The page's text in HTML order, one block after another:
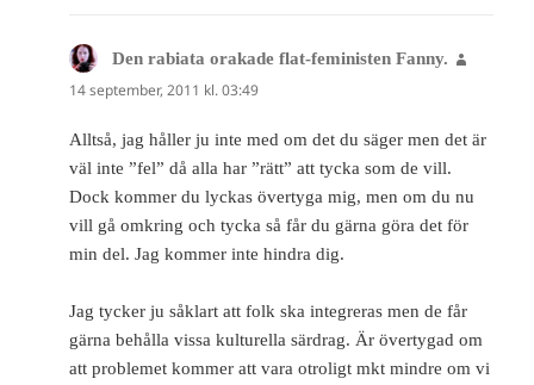
Den rabiata orakade flat-feministen Fanny.
14 september, 2011 kl. 03:49
Alltså, jag håller ju inte med om det du säger men det är
väl inte ”fel” då alla har ”rätt” att tycka som de vill.
Dock kommer du lyckas övertyga mig, men om du nu
vill gå omkring och tycka så får du gärna göra det för
min del. Jag kommer inte hindra dig.
Jag tycker ju såklart att folk ska integreras men de får
gärna behålla vissa kulturella särdrag. Är övertygad om
att problemet kommer att vara otroligt mkt mindre om vi